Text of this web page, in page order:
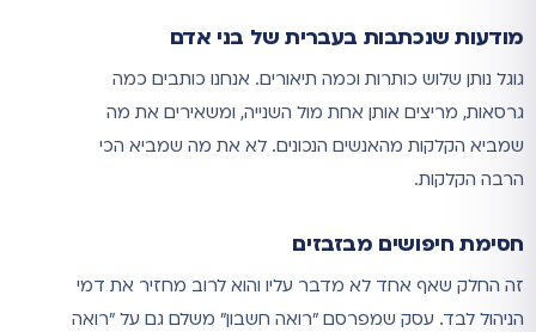
מודעות שנכתבות בעברית של בני אדם
גוגל נותן שלוש כותרות וכמה תיאורים. אנחנו כותבים כמה
גרסאות, מריצים אותן אחת מול השנייה, ומשאירים את מה
שמביא הקלקות מהאנשים הנכונים. לא את מה שמביא הכי
הרבה הקלקות.
חסימת חיפושים מבזבזים
זה החלק שאף אחד לא מדבר עליו והוא לרוב מחזיר את דמי
הניהול לבד. עסק שמפרסם "רואה חשבון" משלם גם על "רואה